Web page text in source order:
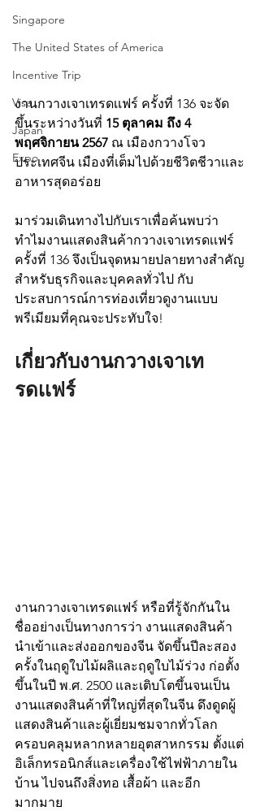
Singapore
The United States of America
Incentive Trip
Visa
Japan
Expo
งานกวางเจาเทรดเเฟร์ ครั้งที่ 136 จะจัด
ขึ้นระหว่างวันที่ 15 ตุลาคม ถึง 4
พฤศจิกายน 2567 ณ เมืองกวางโจว
ประเทศจีน เมืองที่เต็มไปด้วยชีวิตชีวาเเละ
อาหารสุดอร่อย
มาร่วมเดินทางไปกับเราเพื่อค้นพบว่า
ทำไมงานเเสดงสินค้ากวางเจาเทรดเเฟร์
ครั้งที่ 136 จึงเป็นจุดหมายปลายทางสำคัญ
สำหรับธุรกิจและบุคคลทั่วไป กับ
ประสบการณ์การท่องเที่ยวดูงานเเบบ
พรีเมียมที่คุณจะประทับใจ!
เกี่ยวกับงานกวางเจาเท
รดเเฟร์
งานกวางเจาเทรดเเฟร์ หรือที่รู้จักกันใน
ชื่ออย่างเป็นทางการว่า งานแสดงสินค้า
นำเข้าและส่งออกของจีน จัดขึ้นปีละสอง
ครั้งในฤดูใบไม้ผลิและฤดูใบไม้ร่วง ก่อตั้ง
ขึ้นในปี พ.ศ. 2500 และเติบโตขึ้นจนเป็น
งานแสดงสินค้าที่ใหญ่ที่สุดในจีน ดึงดูดผู้
แสดงสินค้าและผู้เยี่ยมชมจากทั่วโลก
ครอบคลุมหลากหลายอุตสาหกรรม ตั้งแต่
อิเล็กทรอนิกส์และเครื่องใช้ไฟฟ้าภายใน
บ้าน ไปจนถึงสิ่งทอ เสื้อผ้า และอีก
มากมาย